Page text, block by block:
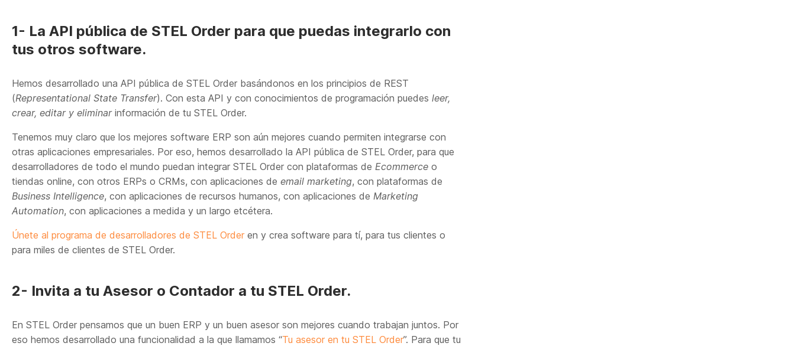
1- La API pública de STEL Order para que puedas integrarlo con
tus otros software.
Hemos desarrollado una API pública de STEL Order basándonos en los principios de REST
(Representational State Transfer). Con esta API y con conocimientos de programación puedes leer,
crear, editar y eliminarinformación de tu STEL Order.
Tenemos muy claro que los mejores software ERP son aún mejores cuando permiten integrarse con
otras aplicaciones empresariales. Por eso, hemos desarrollado la API pública de STEL Order, para que
desarrolladores de todo el mundo puedan integrar STEL Order con plataformas de Ecommerce o
tiendas online, con otros ERPs o CRMs, con aplicaciones de email marketing, con plataformas de
Business Intelligence, con aplicaciones de recursos humanos, con aplicaciones de Marketing
Automation, con aplicaciones a medida y un largo etcétera.
Únete al programa de desarrolladores de STEL Order en y crea software para tí, para tus clientes o
para miles de clientes de STEL Order.
2- Invita a tu Asesor o Contador a tu STEL Order.
En STEL Order pensamos que un buen ERP y un buen asesor son mejores cuando trabajan juntos. Por
eso hemos desarrollado una funcionalidad a la que llamamos “Tu asesor en tu STEL Order”. Para que tu